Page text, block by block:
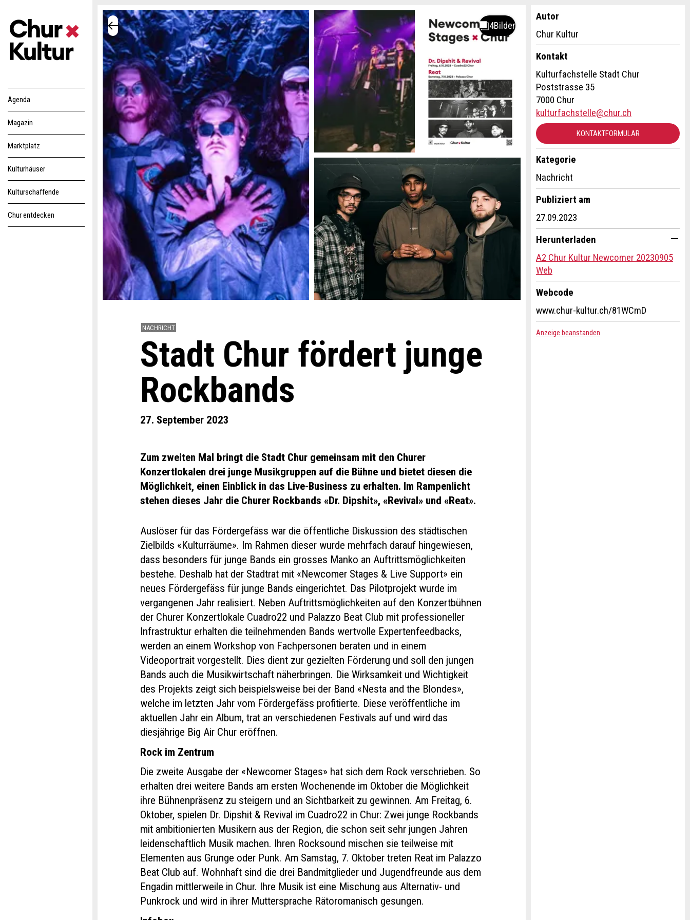
Agenda
Magazin
Marktplatz
Kulturhäuser
Kulturschaffende
Chur entdecken
NACHRICHT
Stadt Chur fördert junge
Rockbands
27. September 2023
Zum zweiten Mal bringt die Stadt Chur gemeinsam mit den Churer
Konzertlokalen drei junge Musikgruppen auf die Bühne und bietet diesen die
Möglichkeit, einen Einblick in das Live-Business zu erhalten. Im Rampenlicht
stehen dieses Jahr die Churer Rockbands «Dr. Dipshit», «Revival» und «Reat».
Auslöser für das Fördergefäss war die öffentliche Diskussion des städtischen
Zielbilds «Kulturräume». Im Rahmen dieser wurde mehrfach darauf hingewiesen,
dass besonders für junge Bands ein grosses Manko an Auftrittsmöglichkeiten
bestehe. Deshalb hat der Stadtrat mit «Newcomer Stages & Live Support» ein
neues Fördergefäss für junge Bands eingerichtet. Das Pilotprojekt wurde im
vergangenen Jahr realisiert. Neben Auftrittsmöglichkeiten auf den Konzertbühnen
der Churer Konzertlokale Cuadro22 und Palazzo Beat Club mit professioneller
Infrastruktur erhalten die teilnehmenden Bands wertvolle Expertenfeedbacks,
werden an einem Workshop von Fachpersonen beraten und in einem
Videoportrait vorgestellt. Dies dient zur gezielten Förderung und soll den jungen
Bands auch die Musikwirtschaft näherbringen. Die Wirksamkeit und Wichtigkeit
des Projekts zeigt sich beispielsweise bei der Band «Nesta and the Blondes»,
welche im letzten Jahr vom Fördergefäss profitierte. Diese veröffentliche im
aktuellen Jahr ein Album, trat an verschiedenen Festivals auf und wird das
diesjährige Big Air Chur eröffnen.
Rock im Zentrum
Die zweite Ausgabe der «Newcomer Stages» hat sich dem Rock verschrieben. So
erhalten drei weitere Bands am ersten Wochenende im Oktober die Möglichkeit
ihre Bühnenpräsenz zu steigern und an Sichtbarkeit zu gewinnen. Am Freitag, 6.
Oktober, spielen Dr. Dipshit & Revival im Cuadro22 in Chur: Zwei junge Rockbands
mit ambitionierten Musikern aus der Region, die schon seit sehr jungen Jahren
leidenschaftlich Musik machen. Ihren Rocksound mischen sie teilweise mit
Elementen aus Grunge oder Punk. Am Samstag, 7. Oktober treten Reat im Palazzo
Beat Club auf. Wohnhaft sind die drei Bandmitglieder und Jugendfreunde aus dem
Engadin mittlerweile in Chur. Ihre Musik ist eine Mischung aus Alternativ- und
Punkrock und wird in ihrer Muttersprache Rätoromanisch gesungen.
Autor
Chur Kultur
Kontakt
Kulturfachstelle Stadt Chur
Poststrasse 35
7000 Chur
kulturfachstelle@chur.ch
KONTAKTFORMULAR
Kategorie
Nachricht
Publiziert am
27.09.2023
Herunterladen
A2 Chur Kultur Newcomer 20230905
Web
Webcode
www.chur-kultur.ch/81WCmD
Anzeige beanstanden